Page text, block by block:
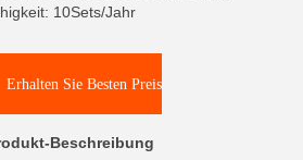
10Sets/Jahr
Erhalten Sie Besten Preis
Beschreibung